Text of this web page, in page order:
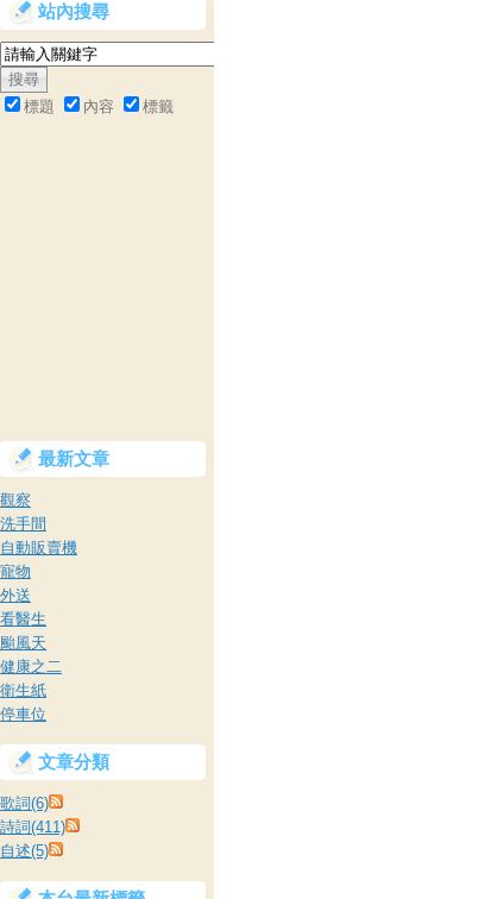
站內搜尋
標題 內容 標籤
最新文章
觀察
洗手間
自動販賣機
寵物
外送
看醫生
颱風天
健康之二
衛生紙
停車位
文章分類
歌詞(6)
詩詞(411)
自述(5)